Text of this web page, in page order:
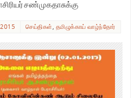
சண்முகதாசுக்கு
செய்திகள், தமிழுக்காய் வாழ்ந்தோர்